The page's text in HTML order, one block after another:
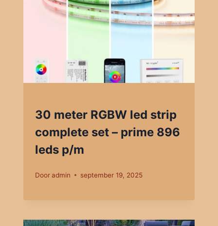
30 meter RGBW led strip
complete set – prime 896
leds p/m
Dooradmin september 19, 2025